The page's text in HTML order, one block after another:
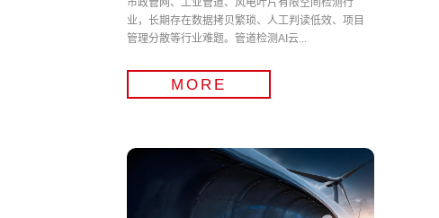
业，长期存在数据拷贝繁琐、人工判读低效、项目
管理分散等行业难题。管道检测AI云...
MORE